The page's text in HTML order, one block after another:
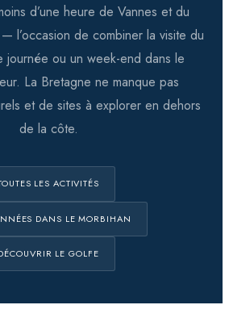
d’une heure de Vannes et du
l’occasion de combiner la visite du
journée ou un week-end dans le
La Bretagne ne manque pas
et de sites à explorer en dehors
de la côte.
LES ACTIVITÉS
DANS LE MORBIHAN
LE GOLFE